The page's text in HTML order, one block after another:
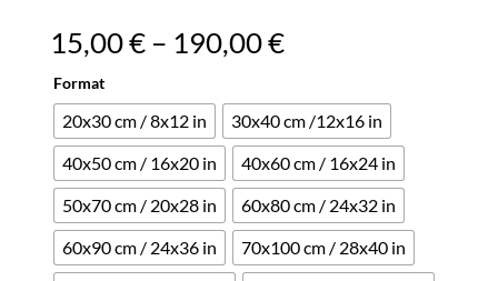
15,00€– 190,00€
Format
20x30 cm / 8x12 in
30x40 cm /12x16 in
40x50 cm / 16x20 in
40x60 cm / 16x24 in
50x70 cm / 20x28 in
60x80 cm / 24x32 in
60x90 cm / 24x36 in
70x100 cm / 28x40 in